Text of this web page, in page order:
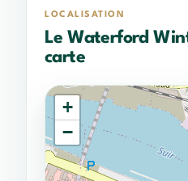
LOCALISATION
Le Waterford
carte
+
−